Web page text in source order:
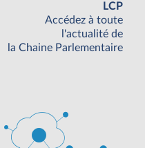
LCP
Accédez à toute
l'actualité de
la Chaine Parlementaire